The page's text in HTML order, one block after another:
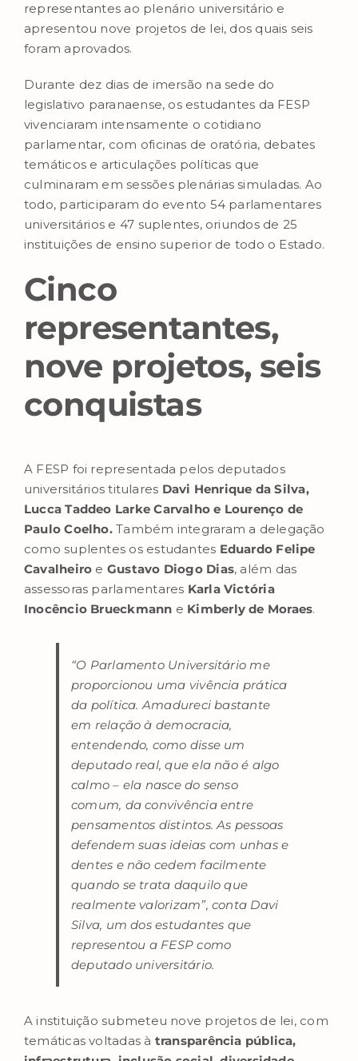
representantes ao plenário universitário e
apresentou nove projetos de lei, dos quais seis
foram aprovados.
Durante dez dias de imersão na sede do
legislativo paranaense, os estudantes da FESP
vivenciaram intensamente o cotidiano
parlamentar, com oficinas de oratória, debates
temáticos e articulações políticas que
culminaram em sessões plenárias simuladas. Ao
todo, participaram do evento 54 parlamentares
universitários e 47 suplentes, oriundos de 25
instituições de ensino superior de todo o Estado.
Cinco
representantes,
nove projetos, seis
conquistas
A FESP foi representada pelos deputados
universitários titulares Davi Henrique da Silva,
Lucca Taddeo Larke Carvalho e Lourenço de
Paulo Coelho.Também integraram a delegação
como suplentes os estudantes Eduardo Felipe
Cavalheiro e Gustavo Diogo Dias, além das
assessoras parlamentares Karla Victória
Inocêncio Brueckmann e Kimberly de Moraes.
“O Parlamento Universitário me
proporcionou uma vivência prática
da política. Amadureci bastante
em relação à democracia,
entendendo, como disse um
deputado real, que ela não é algo
calmo – ela nasce do senso
comum, da convivência entre
pensamentos distintos. As pessoas
defendem suas ideias com unhas e
dentes e não cedem facilmente
quando se trata daquilo que
realmente valorizam”, conta Davi
Silva, um dos estudantes que
representou a FESP como
deputado universitário.
A instituição submeteu nove projetos de lei, com
temáticas voltadas à transparência pública,